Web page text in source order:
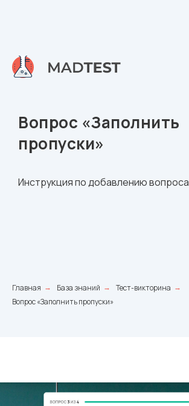
Вопрос «Заполнить
пропуски»
Инструкция по добавлению вопроса
Главная → База знаний → Тест-викторина →
Вопрос «Заполнить пропуски»